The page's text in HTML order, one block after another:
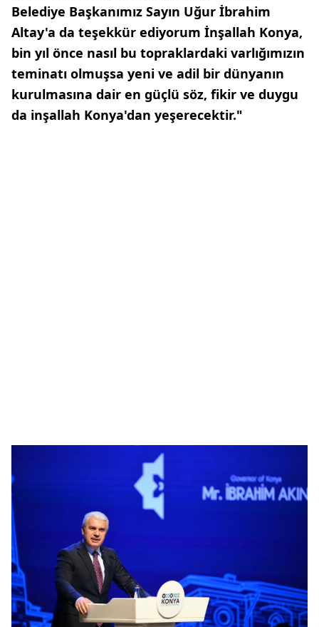
Belediye Başkanımız Sayın Uğur İbrahim
Altay'a da teşekkür ediyorum İnşallah Konya,
bin yıl önce nasıl bu topraklardaki varlığımızın
teminatı olmuşsa yeni ve adil bir dünyanın
kurulmasına dair en güçlü söz, fikir ve duygu
da inşallah Konya'dan yeşerecektir."